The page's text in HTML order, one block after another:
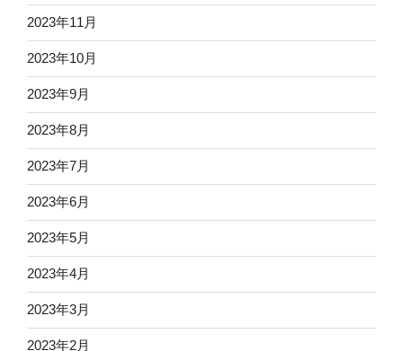
2023年11月
2023年10月
2023年9月
2023年8月
2023年7月
2023年6月
2023年5月
2023年4月
2023年3月
2023年2月